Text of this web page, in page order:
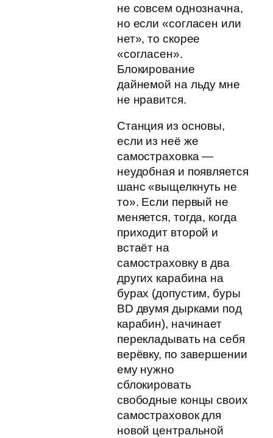
не совсем однозначна,
но если «согласен или
нет», то скорее
«согласен».
Блокирование
дайнемой на льду мне
не нравится.
Станция из основы,
если из неё же
самостраховка —
неудобная и появляется
шанс «выщелкнуть не
то». Если первый не
меняется, тогда, когда
приходит второй и
встаёт на
самостраховку в два
других карабина на
бурах (допустим, буры
BD двумя дырками под
карабин), начинает
перекладывать на себя
верёвку, по завершении
ему нужно
сблокировать
свободные концы своих
самостраховок для
новой центральной